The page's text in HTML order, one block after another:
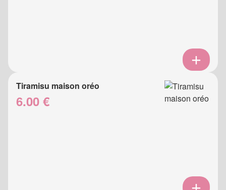
Tiramisu maison oréo
6.00 €